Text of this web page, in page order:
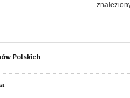
Polskich